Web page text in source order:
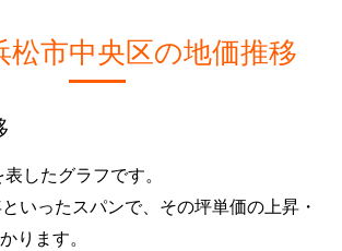
松市中央区の地価推移
したグラフです。
いったスパンで、その坪単価の上昇・
ります。